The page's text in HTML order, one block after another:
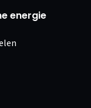
energie